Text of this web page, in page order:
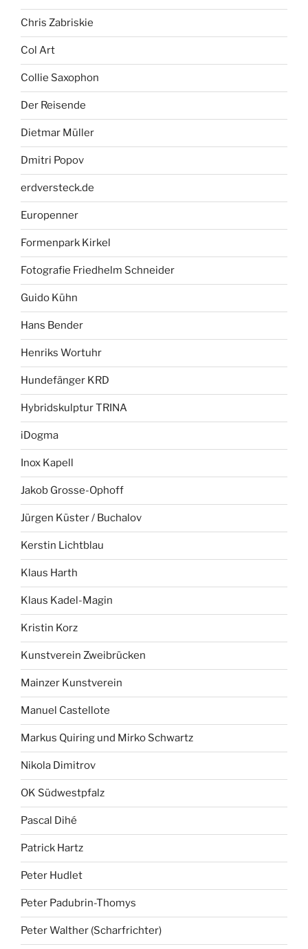
Chris Zabriskie
Col Art
Collie Saxophon
Der Reisende
Dietmar Müller
Dmitri Popov
erdversteck.de
Europenner
Formenpark Kirkel
Fotografie Friedhelm Schneider
Guido Kühn
Hans Bender
Henriks Wortuhr
Hundefänger KRD
Hybridskulptur TRINA
iDogma
Inox Kapell
Jakob Grosse-Ophoff
Jürgen Küster / Buchalov
Kerstin Lichtblau
Klaus Harth
Klaus Kadel-Magin
Kristin Korz
Kunstverein Zweibrücken
Mainzer Kunstverein
Manuel Castellote
Markus Quiring und Mirko Schwartz
Nikola Dimitrov
OK Südwestpfalz
Pascal Dihé
Patrick Hartz
Peter Hudlet
Peter Padubrin-Thomys
Peter Walther (Scharfrichter)